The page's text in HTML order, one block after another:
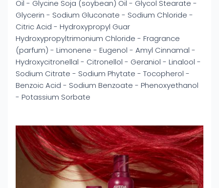
Oil - Glycine Soja (soybean) Oil - Glycol Stearate -
Glycerin - Sodium Gluconate - Sodium Chloride -
Citric Acid - Hydroxypropyl Guar
Hydroxypropyltrimonium Chloride - Fragrance
(parfum) - Limonene - Eugenol - Amyl Cinnamal -
Hydroxycitronellal - Citronellol - Geraniol - Linalool -
Sodium Citrate - Sodium Phytate - Tocopherol -
Benzoic Acid - Sodium Benzoate - Phenoxyethanol
- Potassium Sorbate